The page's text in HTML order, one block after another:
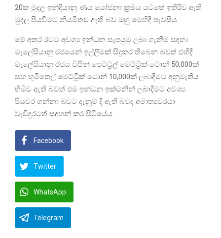
20ක මුදල ඉන්දියානු ණය යෝජනා ක්‍රමය යටතේ ඉතිරිව ඇති
මුදල පියවීමට නියමිතව ඇති බව ඔහු මෙහිදී පැවසීය.
මේ අතර රටට අවශ්‍ය ඉන්ධන සැපයුම ලබා ගැනීම සඳහා
මැලේසියානු රජයෙන් ඉල්ලීමක් සිදුකර තිබෙන බවත් එහිදී
මැලේසියානු රජය විසින් පෙට්ට්‍රල් මෙට්ට්‍රික් ටොන් 50,000ක්
සහ භූමිතෙල් මෙට්ට්‍රික් ටොන් 10,000ක් ලබාදීමට අනුමැතිය
හිමිව ඇති බවත් එම ඉන්ධන ඉක්මනින් ලබාදීමට අවශ්‍ය
පියවර ගන්නා බවට දැනුම් දී ඇති බවද අමාත්‍යවරයා
වැඩිදුරටත් සඳහන් කර සිටියේය.
Facebook
Twitter
WhatsApp
Telegram